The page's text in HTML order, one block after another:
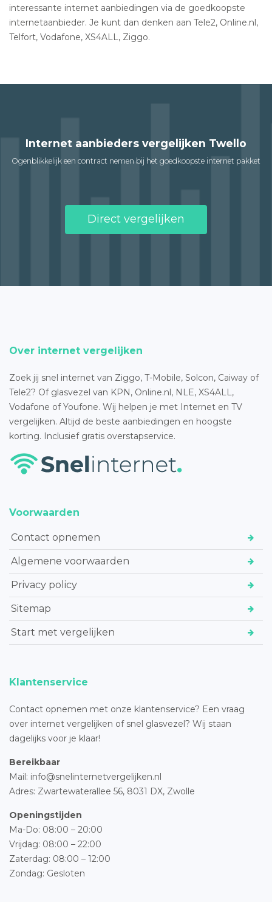
interessante internet aanbiedingen via de goedkoopste
internetaanbieder. Je kunt dan denken aan Tele2, Online.nl,
Telfort, Vodafone, XS4ALL, Ziggo.
Internet aanbieders vergelijken Twello
Ogenblikkelijk een contract nemen bij het goedkoopste internet pakket
Direct vergelijken
Over internet vergelijken
Zoek jij snel internet van Ziggo, T-Mobile, Solcon, Caiway of
Tele2? Of glasvezel van KPN, Online.nl, NLE, XS4ALL,
Vodafone of Youfone. Wij helpen je met Internet en TV
vergelijken. Altijd de beste aanbiedingen en hoogste
korting. Inclusief gratis overstapservice.
Voorwaarden
Contact opnemen
Algemene voorwaarden
Privacy policy
Sitemap
Start met vergelijken
Klantenservice
Contact opnemen met onze klantenservice? Een vraag
over internet vergelijken of snel glasvezel? Wij staan
dagelijks voor je klaar!
Bereikbaar
Mail: info@snelinternetvergelijken.nl
Adres: Zwartewaterallee 56, 8031 DX, Zwolle
Openingstijden
Ma-Do: 08:00 – 20:00
Vrijdag: 08:00 – 22:00
Zaterdag: 08:00 – 12:00
Zondag: Gesloten